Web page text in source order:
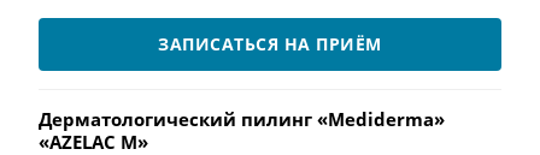
ЗАПИСАТЬСЯ НА ПРИЁМ
Дерматологический пилинг «Mediderma»
«AZELAC M»